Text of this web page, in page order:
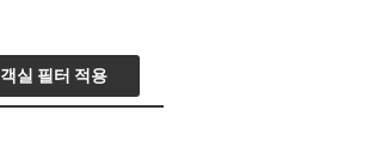
객실 필터 적용